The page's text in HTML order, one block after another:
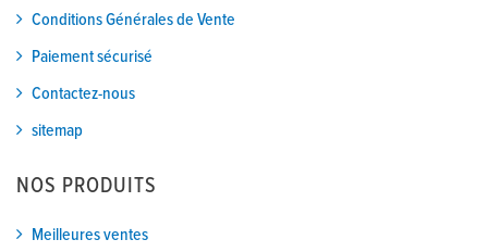
Conditions Générales de Vente
Paiement sécurisé
Contactez-nous
sitemap
NOS PRODUITS
Meilleures ventes